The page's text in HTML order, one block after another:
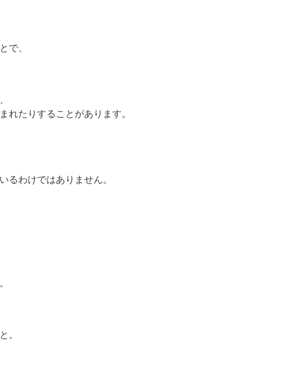
で、
れたりすることがあります。
るわけではありません。
。